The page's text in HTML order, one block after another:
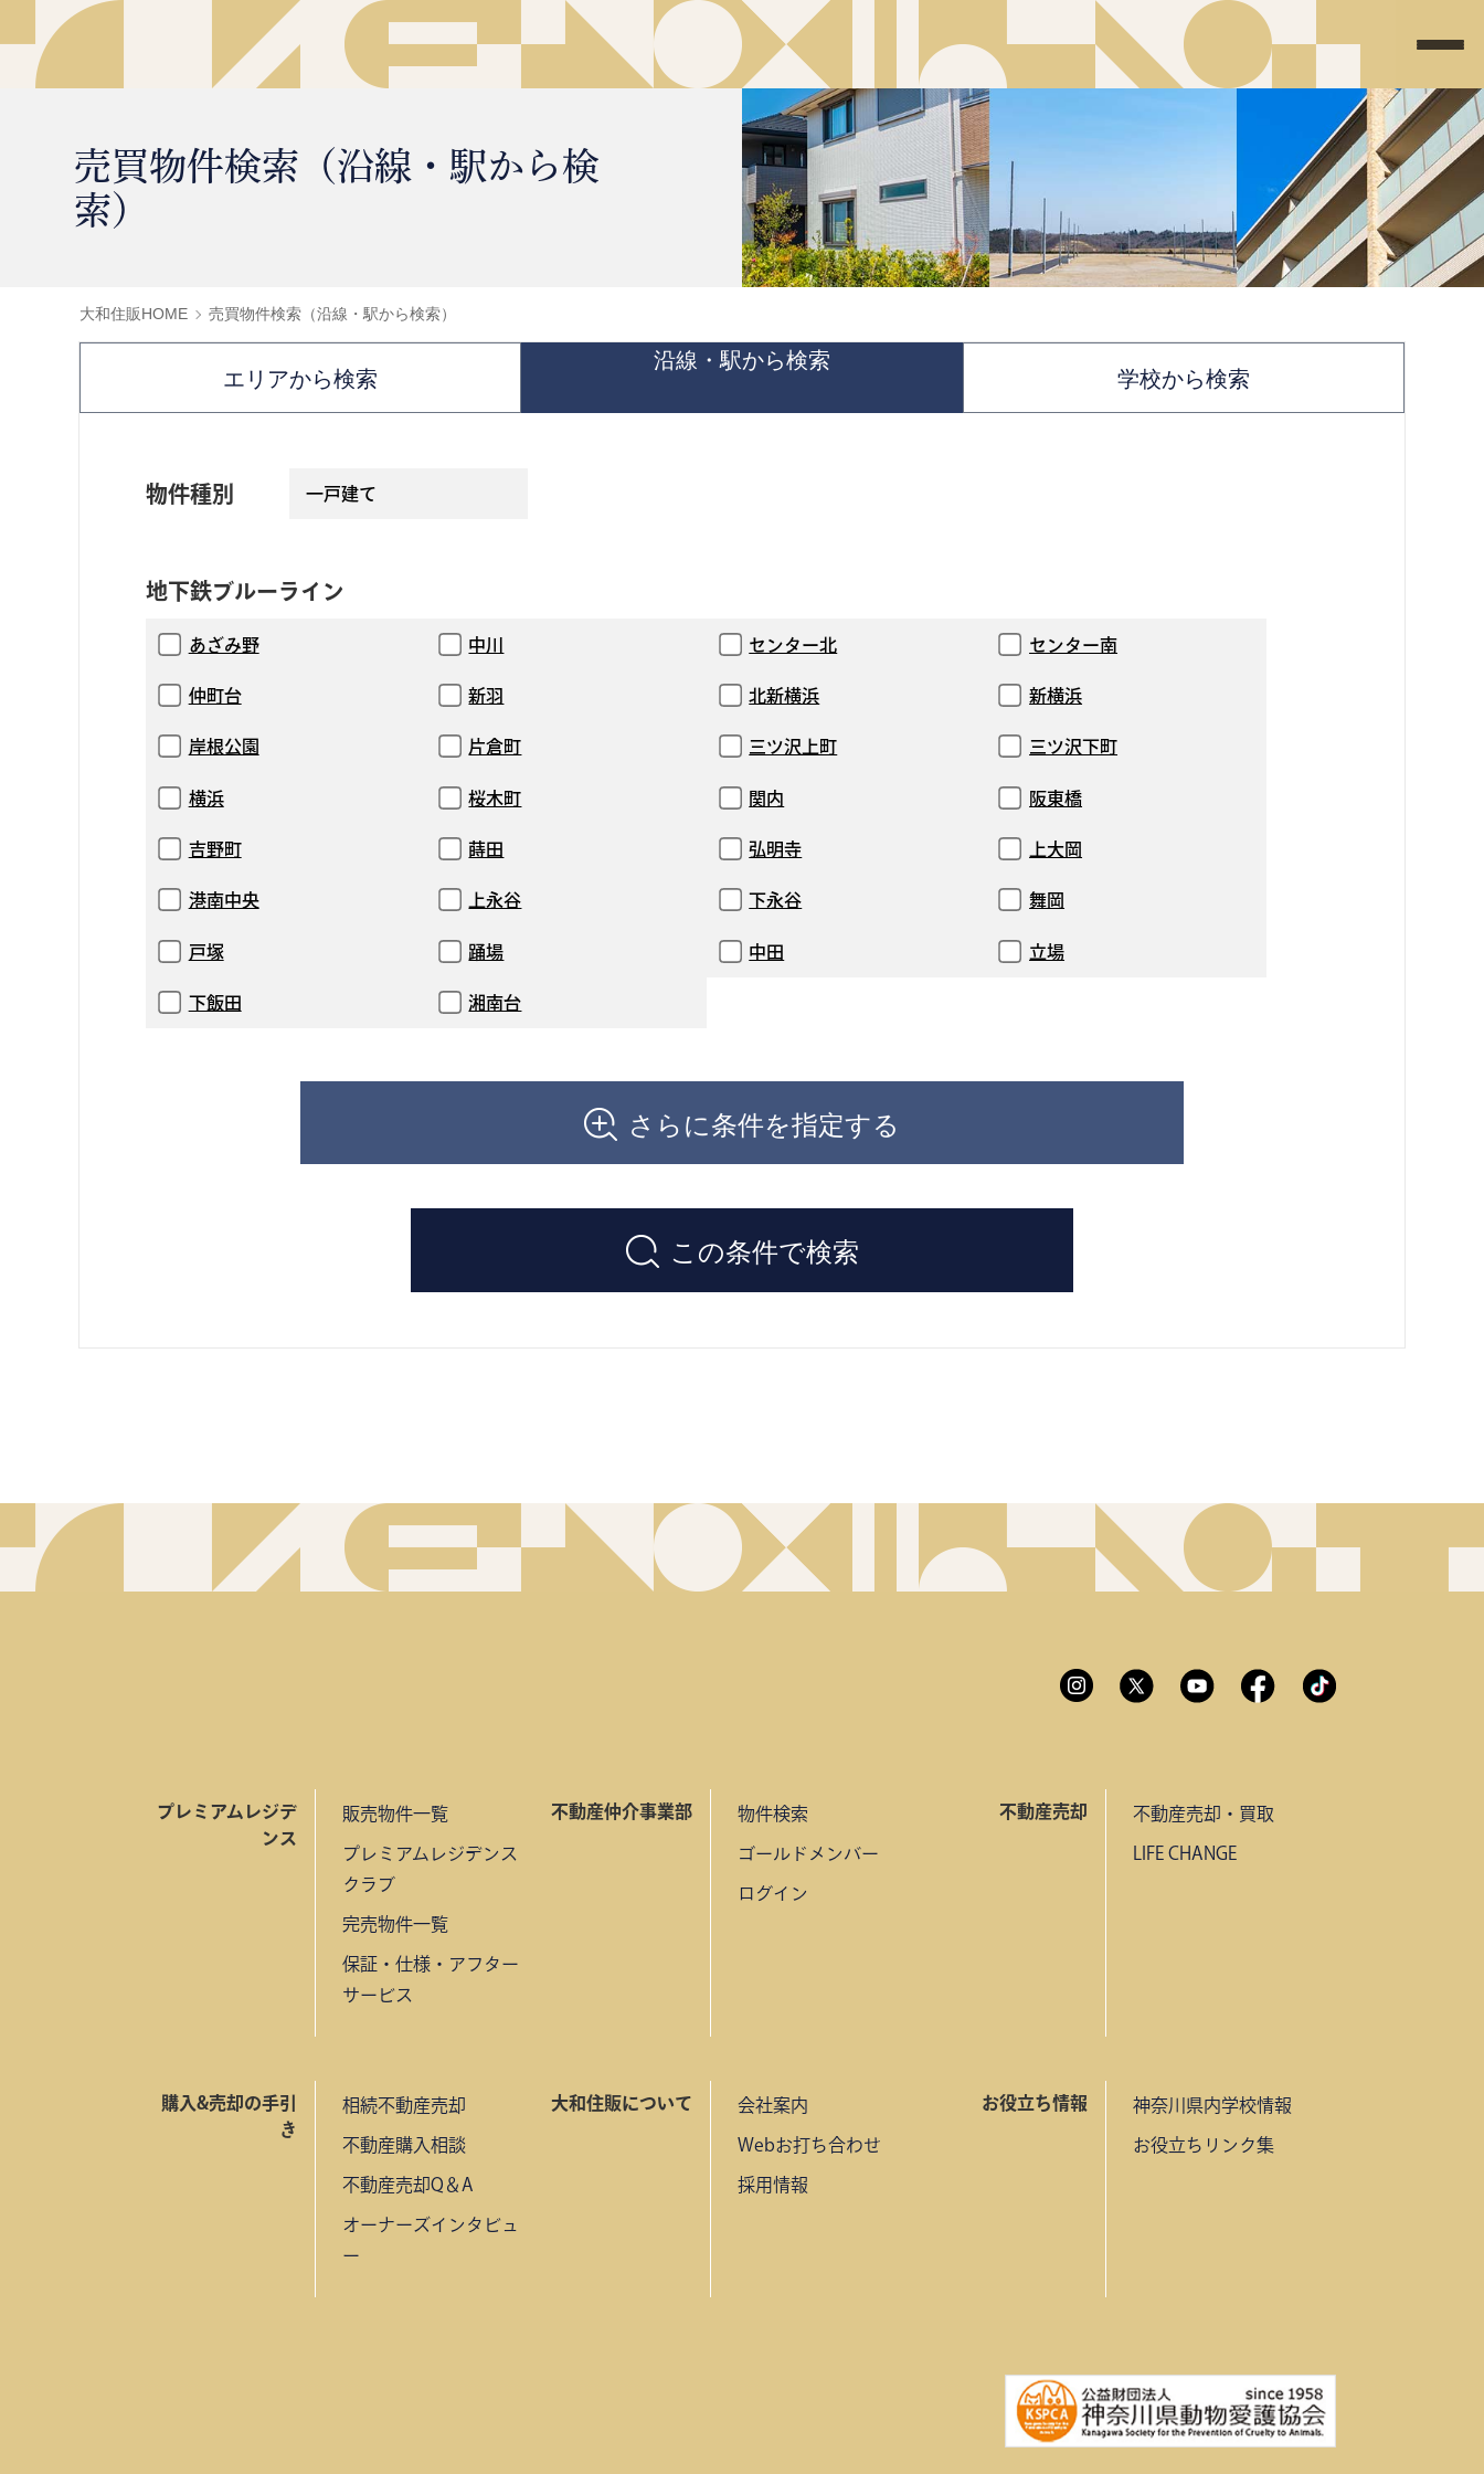
売買物件検索（沿線・駅から検
索）
大和住販HOME 売買物件検索（沿線・駅から検索）
エリアから検索
沿線・駅から検索
学校から検索
物件種別 一戸建て
地下鉄ブルーライン
あざみ野 中川 センター北 センター南
仲町台 新羽 北新横浜 新横浜
岸根公園 片倉町 三ツ沢上町 三ツ沢下町
横浜 桜木町 関内 阪東橋
吉野町 蒔田 弘明寺 上大岡
港南中央 上永谷 下永谷 舞岡
戸塚 踊場 中田 立場
下飯田 湘南台
さらに条件を指定する
この条件で検索
プレミアムレジデ
ンス
販売物件一覧
プレミアムレジデンス
クラブ
完売物件一覧
保証・仕様・アフター
サービス
不動産仲介事業部 物件検索
ゴールドメンバー
ログイン
不動産売却 不動産売却・買取
LIFE CHANGE
購入&売却の手引
き
相続不動産売却
不動産購入相談
不動産売却Q＆A
オーナーズインタビュ
ー
大和住販について 会社案内
Webお打ち合わせ
採用情報
お役立ち情報 神奈川県内学校情報
お役立ちリンク集